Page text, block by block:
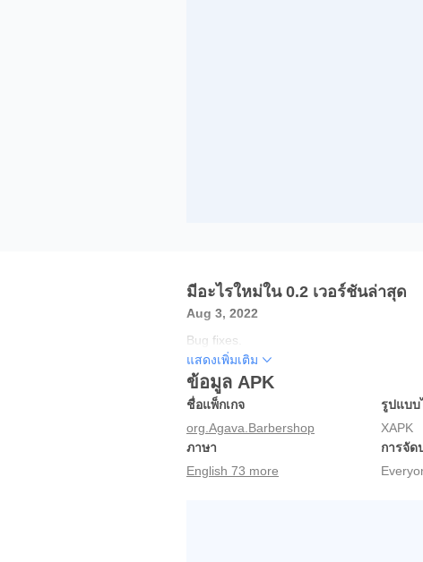
มีอะไรใหม่ใน 0.2 เวอร์ชันล่าสุด
Aug 3, 2022
Bug fixes.
แสดงเพิ่มเติม
ข้อมูล APK
ชื่อแพ็กเกจ
org.Agava.Barbershop
รูปแบบ
XAPK
ภาษา
English 73 more
การจัด